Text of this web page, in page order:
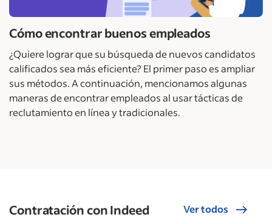
Cómo encontrar buenos empleados
¿Quiere lograr que su búsqueda de nuevos candidatos
calificados sea más eficiente? El primer paso es ampliar
sus métodos. A continuación, mencionamos algunas
maneras de encontrar empleados al usar tácticas de
reclutamiento en línea y tradicionales.
Contratación con Indeed Ver todos